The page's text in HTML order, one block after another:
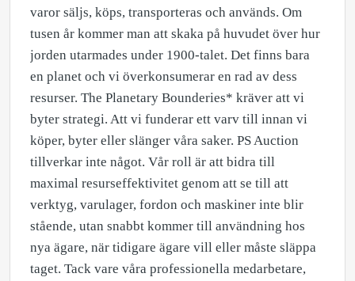
varor säljs, köps, transporteras och används. Om
tusen år kommer man att skaka på huvudet över hur
jorden utarmades under 1900-talet. Det finns bara
en planet och vi överkonsumerar en rad av dess
resurser. The Planetary Bounderies* kräver att vi
byter strategi. Att vi funderar ett varv till innan vi
köper, byter eller slänger våra saker. PS Auction
tillverkar inte något. Vår roll är att bidra till
maximal resurseffektivitet genom att se till att
verktyg, varulager, fordon och maskiner inte blir
stående, utan snabbt kommer till användning hos
nya ägare, när tidigare ägare vill eller måste släppa
taget. Tack vare våra professionella medarbetare,